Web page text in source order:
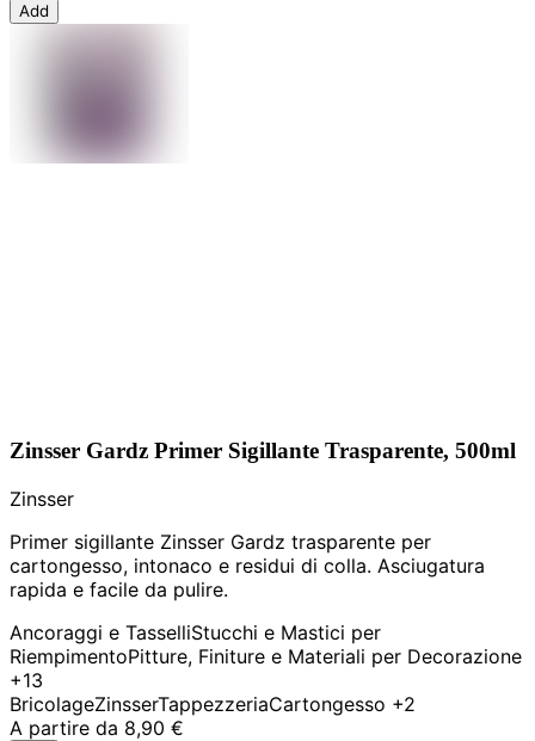
Add
Zinsser Gardz Primer Sigillante Trasparente, 500ml
Zinsser
Primer sigillante Zinsser Gardz trasparente per
cartongesso, intonaco e residui di colla. Asciugatura
rapida e facile da pulire.
Ancoraggi e TasselliStucchi e Mastici per
RiempimentoPitture, Finiture e Materiali per Decorazione
+13
BricolageZinsserTappezzeriaCartongesso +2
A partire da 8,90 €